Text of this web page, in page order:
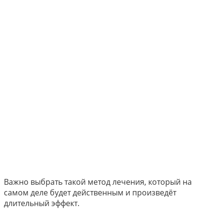
Важно выбрать такой метод лечения, который на
самом деле будет действенным и произведёт
длительный эффект.